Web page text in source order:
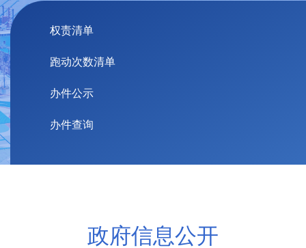
权责清单
跑动次数清单
办件公示
办件查询
政府信息公开